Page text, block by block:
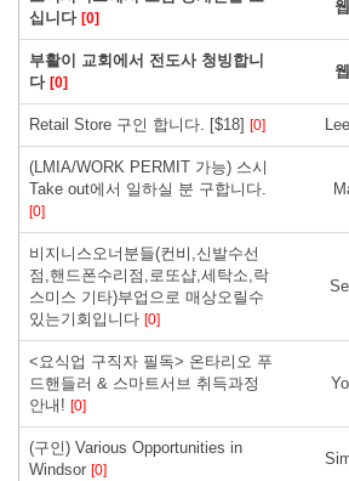
십니다 [0]
부활이 교회에서 전도사 청빙합니
다 [0]
Retail Store 구인 합니다. [$18] [0]
(LMIA/WORK PERMIT 가능) 스시
Take out에서 일하실 분 구합니다.
[0]
비지니스오너분들(컨비,신발수선
점,핸드폰수리점,로또샵,세탁소,락
스미스 기타)부업으로 매상오릴수
있는기회입니다 [0]
<요식업 구직자 필독> 온타리오 푸
드핸들러 & 스마트서브 취득과정
안내! [0]
(구인) Various Opportunities in
Windsor [0]